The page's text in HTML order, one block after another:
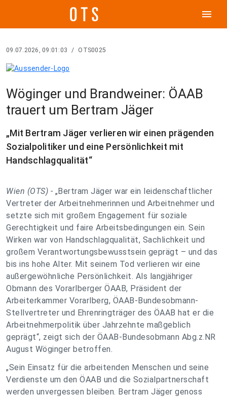
menu
09.07.2026, 09:01:03 / OTS0025
Wöginger und Brandweiner: ÖAAB
trauert um Bertram Jäger
„Mit Bertram Jäger verlieren wir einen prägenden
Sozialpolitiker und eine Persönlichkeit mit
Handschlagqualität“
Wien (OTS) - „Bertram Jäger war ein leidenschaftlicher
Vertreter der Arbeitnehmerinnen und Arbeitnehmer und
setzte sich mit großem Engagement für soziale
Gerechtigkeit und faire Arbeitsbedingungen ein. Sein
Wirken war von Handschlagqualität, Sachlichkeit und
großem Verantwortungsbewusstsein geprägt – und das
bis ins hohe Alter. Mit seinem Tod verlieren wir eine
außergewöhnliche Persönlichkeit. Als langjähriger
Obmann des Vorarlberger ÖAAB, Präsident der
Arbeiterkammer Vorarlberg, ÖAAB-Bundesobmann-
Stellvertreter und Ehrenringträger des ÖAAB hat er die
Arbeitnehmerpolitik über Jahrzehnte maßgeblich
geprägt“, zeigt sich der ÖAAB-Bundesobmann Abg.z.NR
August Wöginger betroffen.
„Sein Einsatz für die arbeitenden Menschen und seine
Verdienste um den ÖAAB und die Sozialpartnerschaft
werden unvergessen bleiben. Bertram Jäger genoss